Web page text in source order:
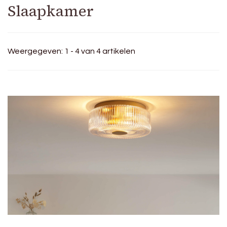
Slaapkamer
Weergegeven: 1 - 4 van 4 artikelen